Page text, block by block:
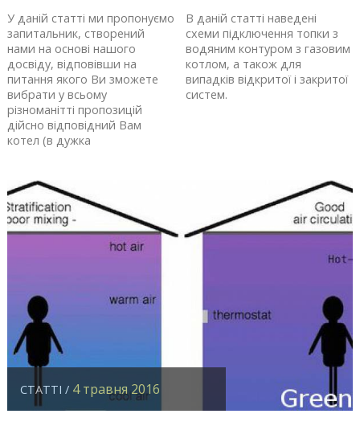
У даній статті ми пропонуємо
запитальник, створений
нами на основі нашого
досвіду, відповівши на
питання якого Ви зможете
вибрати у всьому
різноманітті пропозицій
дійсно відповідний Вам
котел (в дужка
В даній статті наведені
схеми підключення топки з
водяним контуром з газовим
котлом, а також для
випадків відкритої і закритої
систем.
СТАТТІ / 4 травня 2016